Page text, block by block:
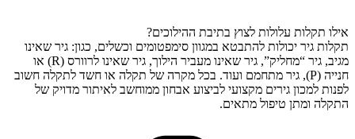
אילו תקלות עלולות לצוץ בתיבת ההילוכים?
תקלות גיר יכולות להתבטא במגוון סימפטומים וכשלים, כגון: גיר שאינו
מגיב, גיר “מחליק”, גיר שאינו מעביר הילוך, גיר שאינו לרוורס (R) או
חנייה (P), גיר מתחמם ועוד. בכל מקרה של תקלה או חשד לתקלה חשוב
לפנות למכון גירים מקצועי לביצוע אבחון ממוחשב לאיתור מדויק של
התקלה ומתן טיפול מתאים.